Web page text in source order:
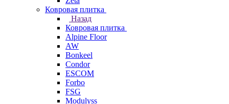
Ковровая плитка
Назад
Ковровая плитка
Alpine Floor
AW
Bonkeel
Condor
ESCOM
Forbo
FSG
Modulyss